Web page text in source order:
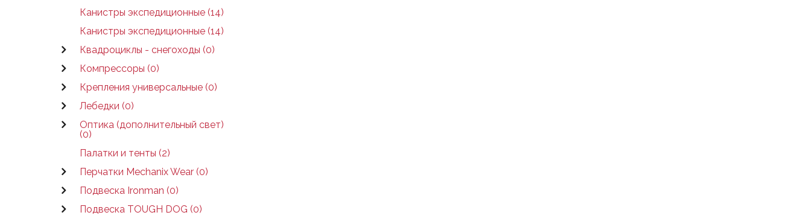
Канистры экспедиционные (14)
Канистры экспедиционные (14)
Квадроциклы - снегоходы (0)
Компрессоры (0)
Крепления универсальные (0)
Лебедки (0)
Оптика (дополнительный свет)
(0)
Палатки и тенты (2)
Перчатки Mechanix Wear (0)
Подвеска Ironman (0)
Подвеска TOUGH DOG (0)